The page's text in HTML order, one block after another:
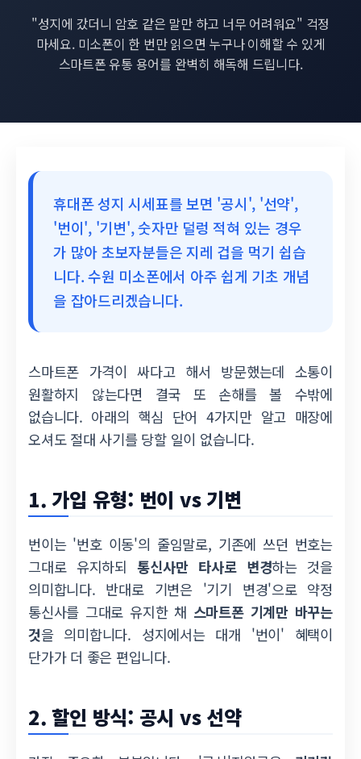
"성지에 갔더니 암호 같은 말만 하고 너무 어려워요" 걱정
마세요. 미소폰이 한 번만 읽으면 누구나 이해할 수 있게
스마트폰 유통 용어를 완벽히 해독해 드립니다.
휴대폰 성지 시세표를 보면 '공시', '선약',
'번이', '기변', 숫자만 덜렁 적혀 있는 경우
가 많아 초보자분들은 지레 겁을 먹기 쉽습
니다. 수원 미소폰에서 아주 쉽게 기초 개념
을 잡아드리겠습니다.
스마트폰 가격이 싸다고 해서 방문했는데 소통이
원활하지 않는다면 결국 또 손해를 볼 수밖에
없습니다. 아래의 핵심 단어 4가지만 알고 매장에
오셔도 절대 사기를 당할 일이 없습니다.
1. 가입 유형: 번이 vs 기변
번이는 '번호 이동'의 줄임말로, 기존에 쓰던 번호는
그대로 유지하되통신사만 타사로 변경하는 것을
의미합니다. 반대로 기변은 '기기 변경'으로 약정
통신사를 그대로 유지한 채 스마트폰 기계만 바꾸는
것을 의미합니다. 성지에서는 대개 '번이' 혜택이
단가가 더 좋은 편입니다.
2. 할인 방식: 공시 vs 선약